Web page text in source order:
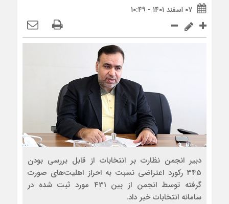
۰۷ اسفند ۱۴۰۱ - ۱۰:۴۹
دبیر انجمن نظارت بر انتخابات از قابل بررسی بودن
345 رکورد اعتراضی نسبت به احراز اهلیت‌های صورت
گرفته توسط انجمن از بین 431 مورد ثبت شده در
سامانه انتخابات خبر داد.